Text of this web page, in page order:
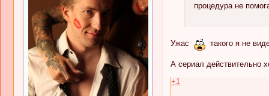
процедура не
Ужас такого я не
А сериал действительно
+1